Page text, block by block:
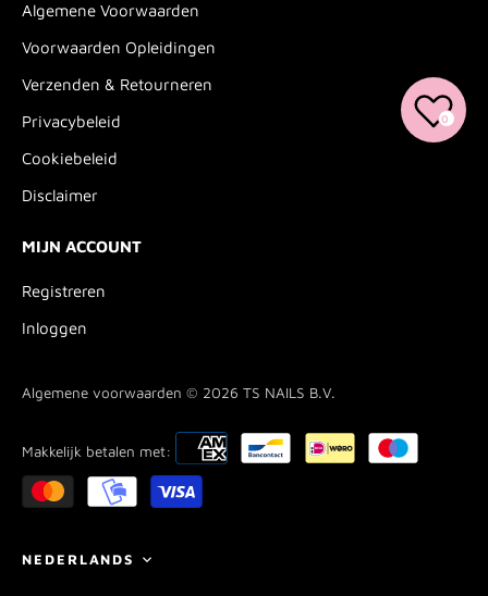
Algemene Voorwaarden
Voorwaarden Opleidingen
Verzenden & Retourneren
Privacybeleid
Cookiebeleid
Disclaimer
MIJN ACCOUNT
Registreren
Inloggen
Algemene voorwaarden © 2026 TS NAILS B.V.
Makkelijk betalen met:
Taal
NEDERLANDS
0